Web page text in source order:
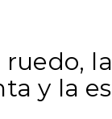
ruedo,
y la